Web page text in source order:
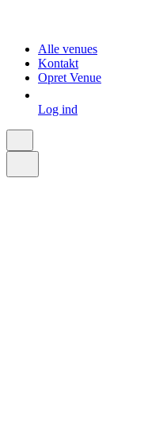
Alle venues
Kontakt
Opret Venue
Log ind